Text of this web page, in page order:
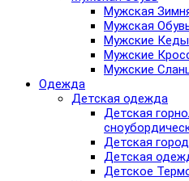
Мужская
Мужская
Мужские Кеды
Мужские
Мужские
Одежда
Детская одежда
Детская
Детская
Детская
Детское